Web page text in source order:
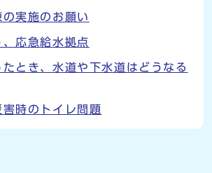
実施のお願い
応急給水拠点
とき、水道や下水道はどうなる
時のトイレ問題